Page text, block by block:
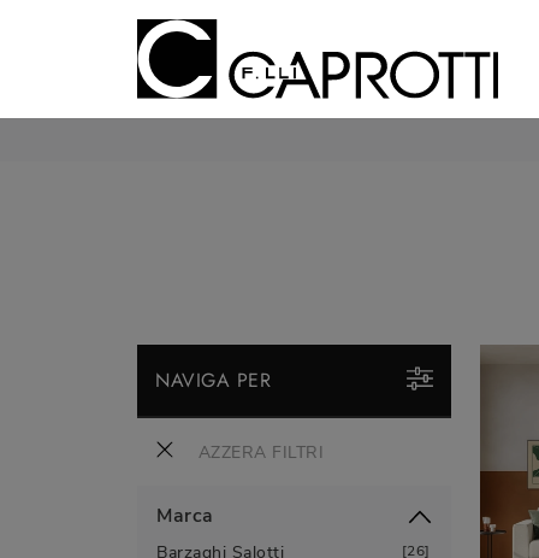
NAVIGA PER
AZZERA FILTRI
Marca
Barzaghi Salotti 26